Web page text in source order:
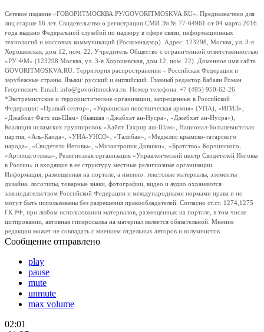
Сетевое издание «ГОВОРИТМОСКВА.РУ/GOVORITMOSKVA.RU». Предназначено для
лиц старше 16 лет. Свидетельство о регистрации СМИ Эл № 77-64961 от 04 марта 2016
года выдано Федеральной службой по надзору в сфере связи, информационных
технологий и массовых коммуникаций (Роскомнадзор). Адрес: 123298, Москва, ул. 3-я
Хорошевская, дом 12, пом. 22. Учредитель Общество с ограниченной ответственностью
«РУ ФМ» (123298 Москва, ул. 3-я Хорошевская, дом 12, пом. 22). Доменное имя сайта
GOVORITMOSKVA.RU. Территория распространения – Российская Федерация и
зарубежные страны. Языки: русский и английский. Главный редактор Бабаян Роман
Георгиевич. Email: info@govoritmoskva.ru. Номер телефона: +7 (495) 950-62-26
*Экстремистские и террористические организации, запрещенные в Российской
Федерации: «Правый сектор», «Украинская повстанческая армия» (УПА), «ИГИЛ»,
«Джабхат Фатх аш-Шам» (бывшая «Джабхат ан-Нусра», «Джебхат ан-Нусра»),
Коалиция исламских группировок «Хайят Тахрир аш-Шам», Национал-Большевистская
партия, «Аль-Каида», «УНА-УНСО», «Талибан», «Меджлис крымско-татарского
народа», «Свидетели Иеговы», «Мизантропик Дивижн», «Братство» Корчинского,
«Артподготовка», Религиозная организация «Управленческий центр Свидетелей Иеговы
в России» и входящие в ее структуру местные религиозные организации.
Информация, размещенная на портале, а именно: текстовые материалы, элементы
дизайна, логотипы, товарные знаки, фотографии, видео и аудио охраняются
законодательством Российской Федерации и международными нормами права и не
могут быть использованы без разрешения правообладателей. Согласно ст.ст. 1274,1275
ГК РФ, при любом использовании материалов, размещенных на портале, в том числе
цитировании, активная гиперссылка на материал является обязательной. Мнение
редакции может не совпадать с мнением отдельных авторов и колумнистов.
Сообщение отправлено
play
pause
mute
unmute
max volume
02:01